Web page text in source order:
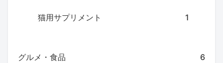
猫用サプリメント 1
グルメ・食品 6